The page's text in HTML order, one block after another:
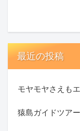
最近の投稿
モヤモヤさえも
猿島ガイドツア